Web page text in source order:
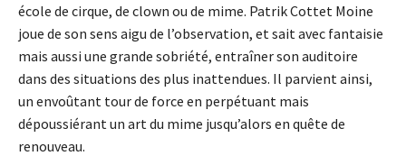
école de cirque, de clown ou de mime. Patrik Cottet Moine
joue de son sens aigu de l’observation, et sait avec fantaisie
mais aussi une grande sobriété, entrainer son auditoire
dans des situations des plus inattendues. Il parvient ainsi,
un envoutant tour de force en perpétuant mais
dépoussiérant un art du mime jusqu’alors en quete de
renouveau.